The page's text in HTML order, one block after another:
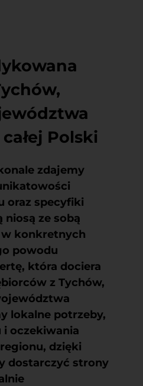
Polski
zdajemy
oraz specyfiki
niosą ze sobą
w konkretnych
powodu
która dociera
z Tychów,
lokalne potrzeby,
oczekiwania
dzięki
dostarczyć strony